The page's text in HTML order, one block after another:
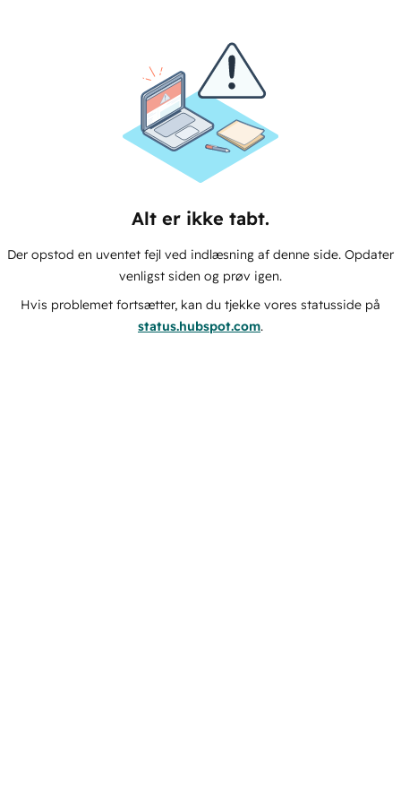
Alt er ikke tabt.
Der opstod en uventet fejl ved indlæsning af denne side. Opdater
venligst siden og prøv igen.
Hvis problemet fortsætter, kan du tjekke vores statusside på
status.hubspot.com.